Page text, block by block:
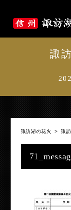
諏
諏訪湖の花火 >諏